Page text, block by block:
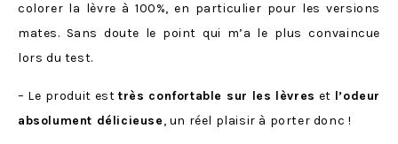
colorer la lèvre à 100%, en particulier pour les versions
mates. Sans doute le point qui m’a le plus convaincue
lors du test.
– Le produit esttrès confortable sur les lèvres et l’odeur
absolument délicieuse, un réel plaisir à porter donc !